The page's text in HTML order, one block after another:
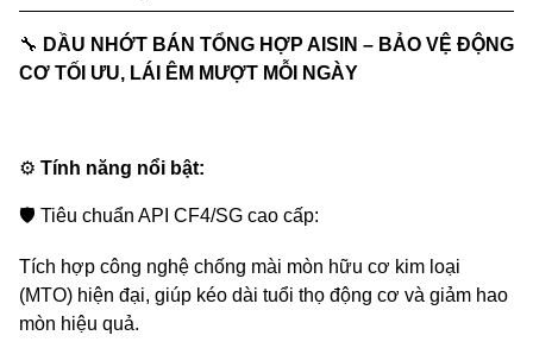
🔧 DẦU NHỚT BÁN TỔNG HỢP AISIN – BẢO VỆ ĐỘNG
CƠ TỐI ƯU, LÁI ÊM MƯỢT MỖI NGÀY
⚙️ Tính năng nổi bật:
🛡 Tiêu chuẩn API CF4/SG cao cấp:
Tích hợp công nghệ chống mài mòn hữu cơ kim loại
(MTO) hiện đại, giúp kéo dài tuổi thọ động cơ và giảm hao
mòn hiệu quả.